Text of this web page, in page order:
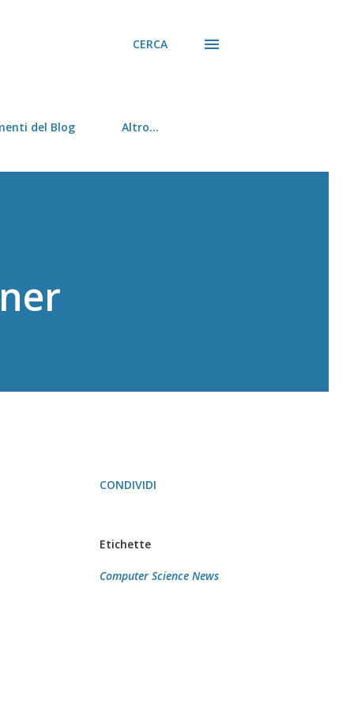
CERCA
del Blog Altro…
CONDIVIDI
Etichette
Computer Science News